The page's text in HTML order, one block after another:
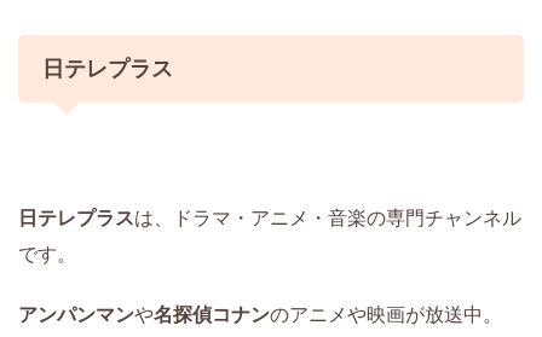
日テレプラス
日テレプラスは、ドラマ・アニメ・音楽の専門チャンネル
です。
アンパンマンや名探偵コナンのアニメや映画が放送中。